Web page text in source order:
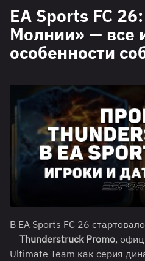
EA Sports FC
Молнии» — все
особенности
В EA Sports FC 26
— Thunderstruck Promo,
Ultimate Team как серия